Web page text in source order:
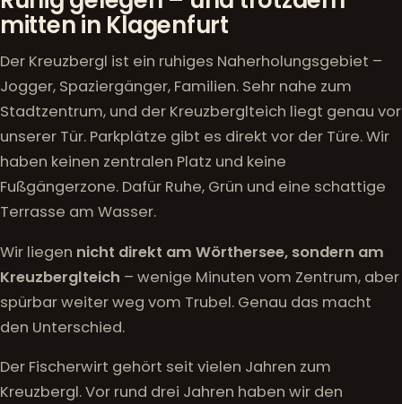
mitten in Klagenfurt
Der Kreuzbergl ist ein ruhiges Naherholungsgebiet –
Jogger, Spaziergänger, Familien. Sehr nahe zum
Stadtzentrum, und der Kreuzberglteich liegt genau vor
unserer Tür. Parkplätze gibt es direkt vor der Türe. Wir
haben keinen zentralen Platz und keine
Fußgängerzone. Dafür Ruhe, Grün und eine schattige
Terrasse am Wasser.
Wir liegen nicht direkt am Wörthersee, sondern am
Kreuzberglteich – wenige Minuten vom Zentrum, aber
spürbar weiter weg vom Trubel. Genau das macht
den Unterschied.
Der Fischerwirt gehört seit vielen Jahren zum
Kreuzbergl. Vor rund drei Jahren haben wir den